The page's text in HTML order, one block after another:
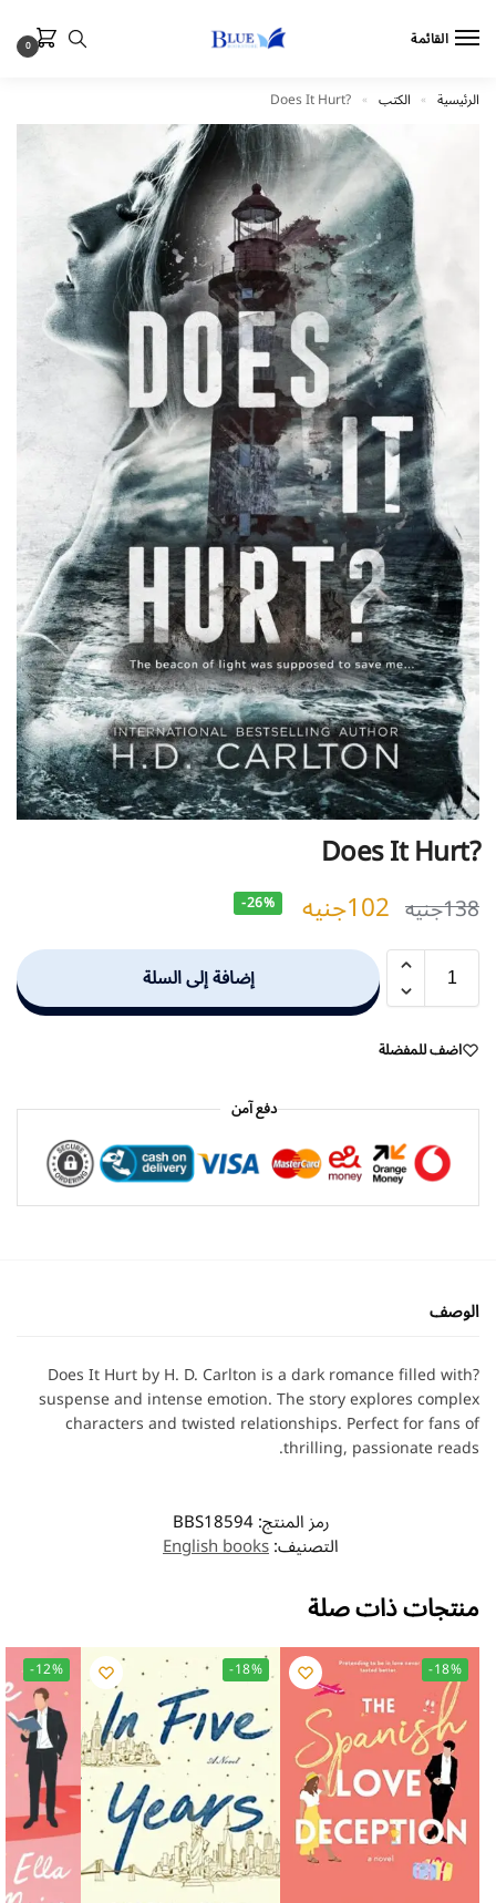
القائمة 0
الرئيسية » الكتب »
?Does It Hurt
?Does It Hurt
138جنيه 102جنيه -26%
إضافة إلى السلة
اضف للمفضلة
دفع آمن
الوصف
?Does It Hurt by H. D. Carlton is a dark romance filled with
suspense and intense emotion. The story explores complex
characters and twisted relationships. Perfect for fans of
thrilling, passionate reads.
رمز المنتج:BBS18594
التصنيف:English books
منتجات ذات صلة
-18%
-18%
-12%